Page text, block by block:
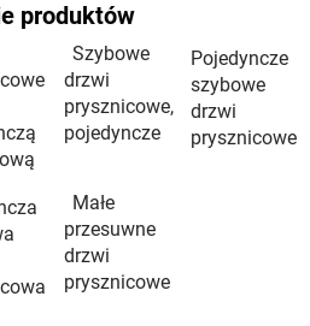
produktów
Szybowe
drzwi
prysznicowe,
pojedyncze
Pojedyncze
szybowe
drzwi
prysznicowe
Małe
przesuwne
drzwi
prysznicowe